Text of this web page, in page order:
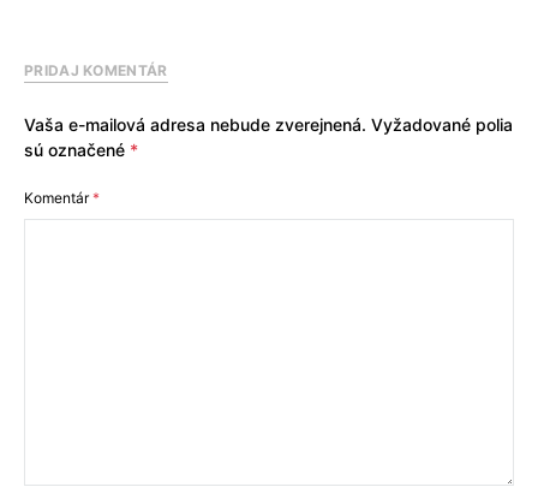
PRIDAJ KOMENTÁR
Vaša e-mailová adresa nebude zverejnená. Vyžadované polia
sú označené *
Komentár*